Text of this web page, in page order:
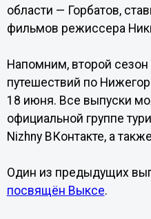
области — Горбатов,
фильмов режиссера
Напомним, второй
путешествий по
18 июня. Все выпуски
официальной группе
Nizhny ВКонтакте, а
Один из предыдущих
посвящён Выксе.